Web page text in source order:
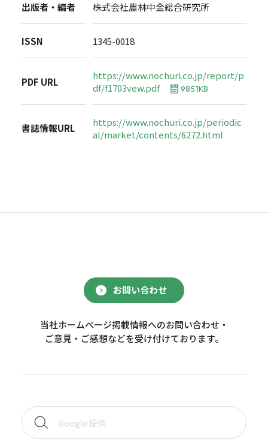
出版者・編者 株式会社農林中金総合研究所
ISSN 1345-0018
PDF URL
https://www.nochuri.co.jp/report/p
df/f1703vew.pdf
985.1KB
書誌情報URL
https://www.nochuri.co.jp/periodic
al/market/contents/6272.html
お問い合わせ
当社ホームページ掲載情報へのお問い合わせ・
ご意見・ご感想などを受け付けております。